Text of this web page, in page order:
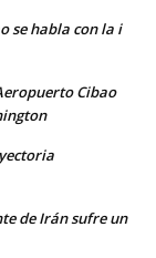
se habla con la i
Cibao
de Irán sufre un